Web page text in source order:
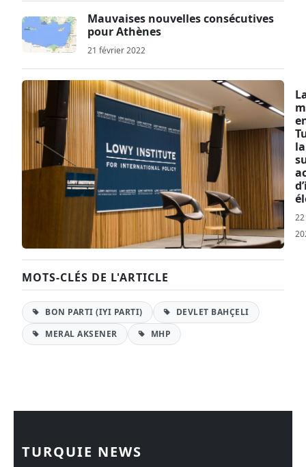
Mauvaises nouvelles consécutives
pour Athènes
21 février 2022
MOTS-CLÉS DE L'ARTICLE
BON PARTI (IYI PARTI)
DEVLET BAHÇELI
MERAL AKSENER
MHP
TURQUIE NEWS